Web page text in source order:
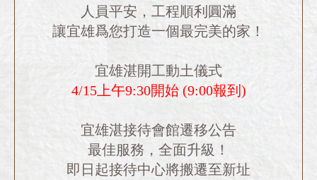
人員平安，工程順利圓滿
讓宜雄爲您打造一個最完美的家！
宜雄湛開工動土儀式
4/15上午9:30開始 (9:00報到)
宜雄湛接待會館遷移公告
最佳服務，全面升級！
即日起接待中心將搬遷至新址